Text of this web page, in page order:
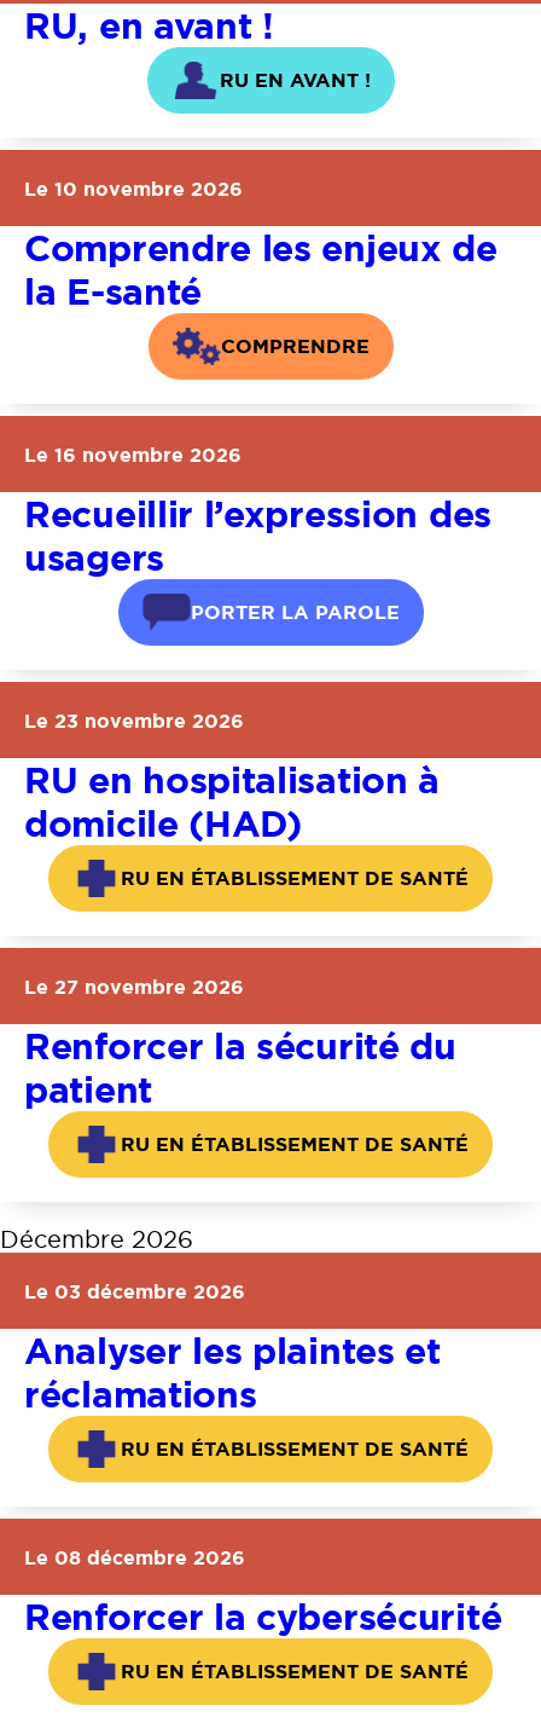
RU, en avant !
RU EN AVANT !
Le 10 novembre 2026
Comprendre les enjeux de
la E-santé
COMPRENDRE
Le 16 novembre 2026
Recueillir l’expression des
usagers
PORTER LA PAROLE
Le 23 novembre 2026
RU en hospitalisation à
domicile (HAD)
RU EN ÉTABLISSEMENT DE SANTÉ
Le 27 novembre 2026
Renforcer la sécurité du
patient
RU EN ÉTABLISSEMENT DE SANTÉ
Décembre 2026
Le 03 décembre 2026
Analyser les plaintes et
réclamations
RU EN ÉTABLISSEMENT DE SANTÉ
Le 08 décembre 2026
Renforcer la cybersécurité
RU EN ÉTABLISSEMENT DE SANTÉ